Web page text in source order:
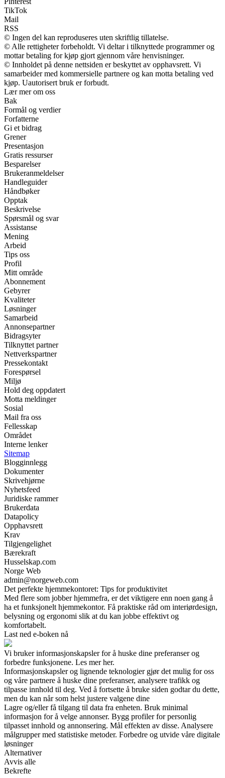
TikTok
Mail
RSS
© Ingen del kan reproduseres uten skriftlig tillatelse.
© Alle rettigheter forbeholdt. Vi deltar i tilknyttede programmer og
mottar betaling for kjøp gjort gjennom våre henvisninger.
© Innholdet på denne nettsiden er beskyttet av opphavsrett. Vi
samarbeider med kommersielle partnere og kan motta betaling ved
kjøp. Uautorisert bruk er forbudt.
Lær mer om oss
Bak
Formål og verdier
Forfatterne
Gi et bidrag
Grener
Presentasjon
Gratis ressurser
Besparelser
Brukeranmeldelser
Handleguider
Håndbøker
Opptak
Beskrivelse
Spørsmål og svar
Assistanse
Mening
Arbeid
Tips oss
Profil
Mitt område
Abonnement
Gebyrer
Kvaliteter
Løsninger
Samarbeid
Annonsepartner
Bidragsyter
Tilknyttet partner
Nettverkspartner
Pressekontakt
Forespørsel
Miljø
Hold deg oppdatert
Motta meldinger
Sosial
Mail fra oss
Fellesskap
Området
Interne lenker
Sitemap
Blogginnlegg
Dokumenter
Skrivehjørne
Nyhetsfeed
Juridiske rammer
Brukerdata
Datapolicy
Opphavsrett
Krav
Tilgjengelighet
Bærekraft
Husselskap.com
Norge Web
admin@norgeweb.com
Det perfekte hjemmekontoret: Tips for produktivitet
Med flere som jobber hjemmefra, er det viktigere enn noen gang å
ha et funksjonelt hjemmekontor. Få praktiske råd om interiørdesign,
belysning og ergonomi slik at du kan jobbe effektivt og
komfortabelt.
Last ned e-boken nå
Vi bruker informasjonskapsler for å huske dine preferanser og
forbedre funksjonene. Les mer her.
Informasjonskapsler og lignende teknologier gjør det mulig for oss
og våre partnere å huske dine preferanser, analysere trafikk og
tilpasse innhold til deg. Ved å fortsette å bruke siden godtar du dette,
men du kan når som helst justere valgene dine
Lagre og/eller få tilgang til data fra enheten. Bruk minimal
informasjon for å velge annonser. Bygg profiler for personlig
tilpasset innhold og annonsering. Mål effekten av disse. Analysere
målgrupper med statistiske metoder. Forbedre og utvide våre digitale
løsninger
Alternativer
Avvis alle
Bekrefte